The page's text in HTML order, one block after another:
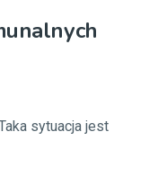
sytuacja jest